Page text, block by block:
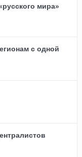
мира»
с одной